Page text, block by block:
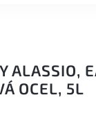
ALASSIO,
OCEL, 5L